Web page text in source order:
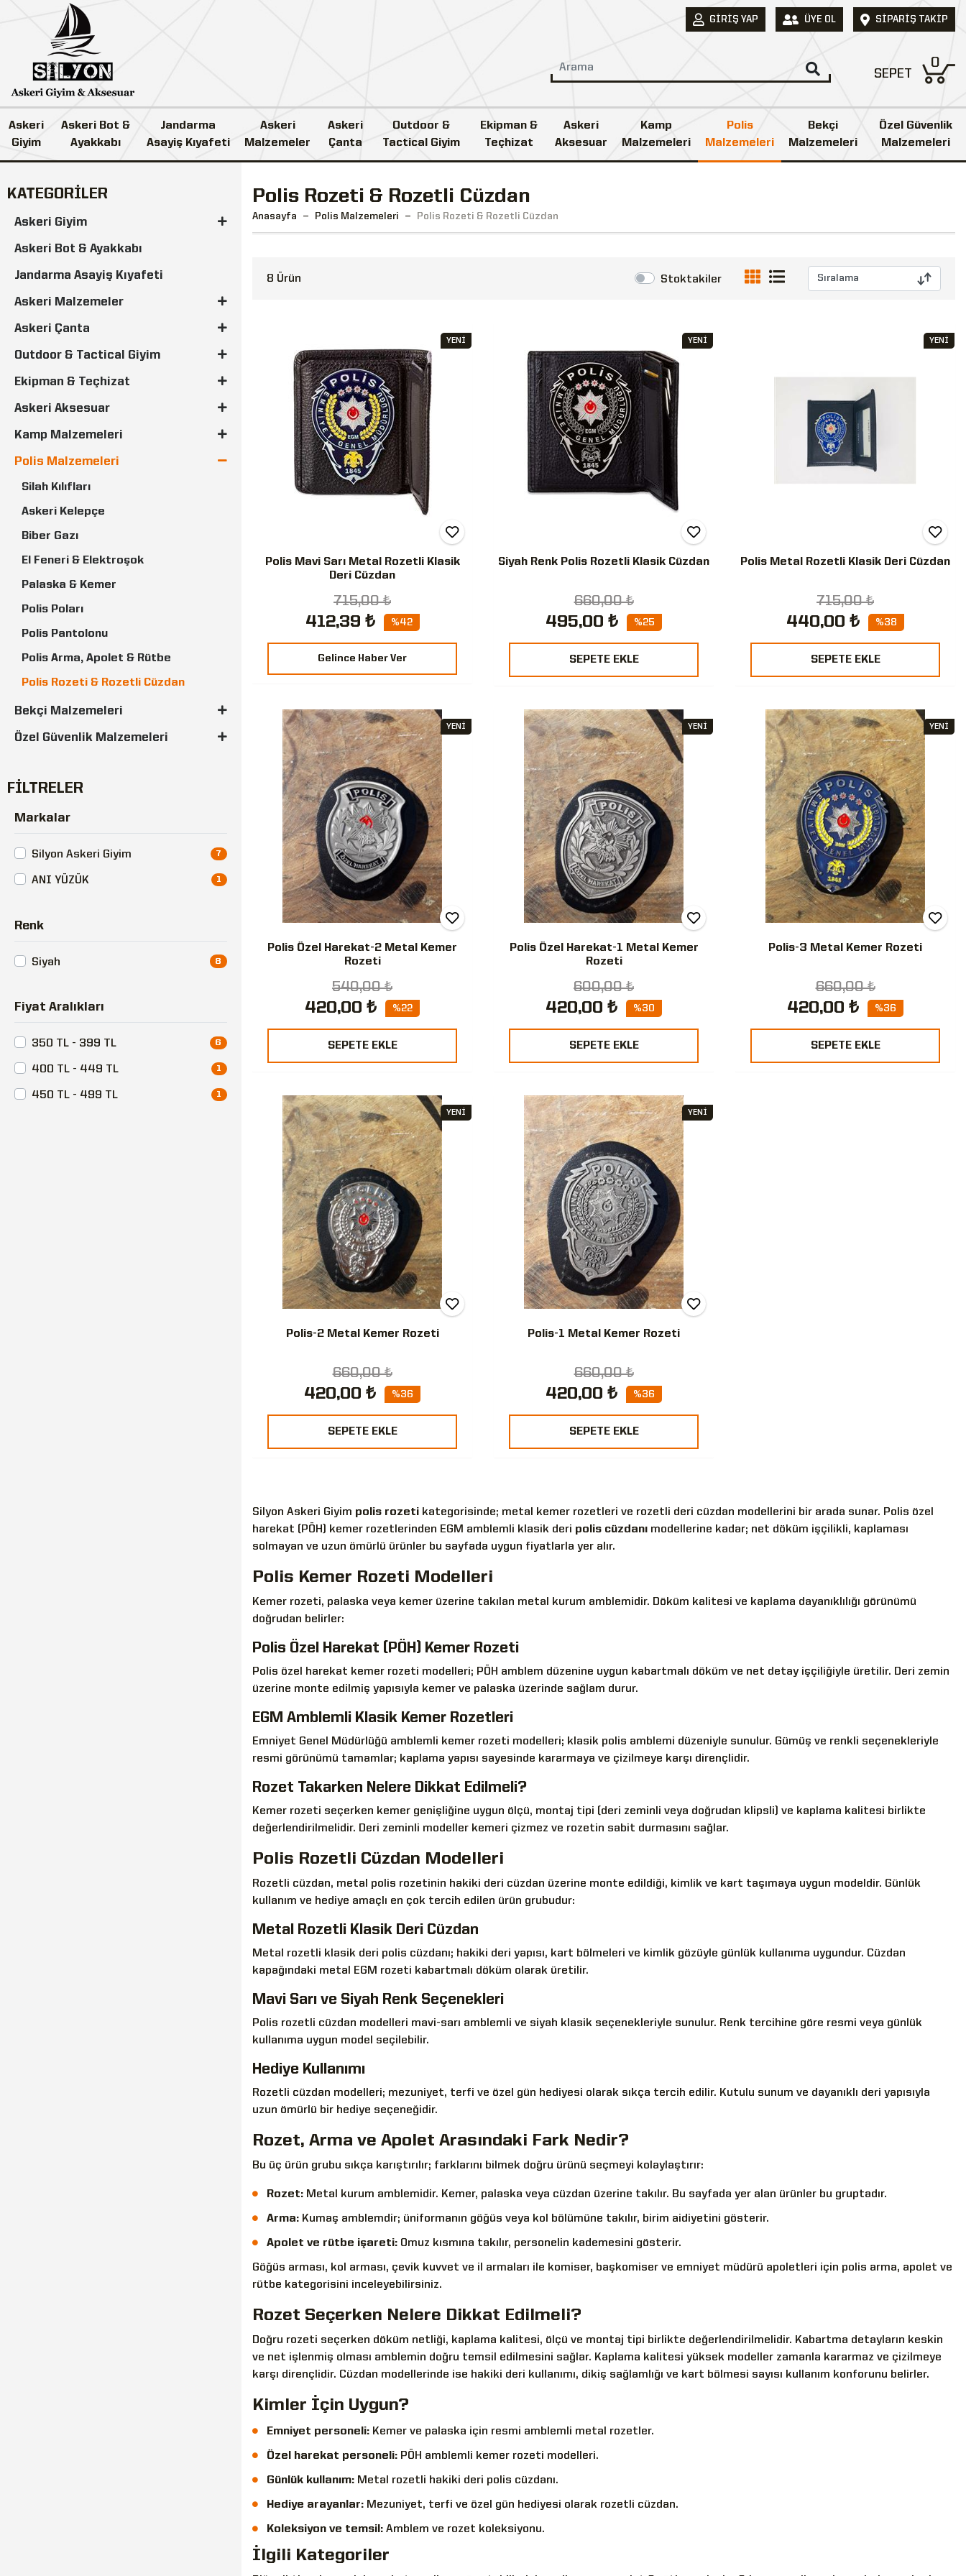
GIRIŞ YAP ÜYE OL SIPARIŞ TAKIP
SEPET
0
Askeri
Giyim
Askeri Bot &
Ayakkabı
Jandarma
Asayiş Kıyafeti
Askeri
Malzemeler
Askeri
Çanta
Outdoor &
Tactical Giyim
Ekipman &
Teçhizat
Askeri
Aksesuar
Kamp
Malzemeleri
Polis
Malzemeleri
Bekçi
Malzemeleri
Özel Güvenlik
Malzemeleri
KATEGORİLER
Askeri Giyim
Askeri Bot & Ayakkabı
Jandarma Asayiş Kıyafeti
Askeri Malzemeler
Askeri Çanta
Outdoor & Tactical Giyim
Ekipman & Teçhizat
Askeri Aksesuar
Kamp Malzemeleri
Polis Malzemeleri
Silah Kılıfları
Askeri Kelepçe
Biber Gazı
El Feneri & Elektroşok
Palaska & Kemer
Polis Poları
Polis Pantolonu
Polis Arma, Apolet & Rütbe
Polis Rozeti & Rozetli Cüzdan
Polis Yeleği
Polis Tişörtleri
Bekçi Malzemeleri
Özel Güvenlik Malzemeleri
FİLTRELER
Markalar
Silyon Askeri Giyim 7
ANI YÜZÜK 1
Renk
Siyah 8
Fiyat Aralıkları
350 TL - 399 TL 6
400 TL - 449 TL 1
450 TL - 499 TL 1
Polis Rozeti & Rozetli Cüzdan
Anasayfa Polis Malzemeleri Polis Rozeti & Rozetli Cüzdan
8 Ürün Stoktakiler
Polis Mavi Sarı Metal Rozetli Klasik
Deri Cüzdan
715,00 ₺
412,39 ₺ %42
Gelince Haber Ver
YENİ
Siyah Renk Polis Rozetli Klasik Cüzdan
660,00 ₺
495,00 ₺ %25
SEPETE EKLE
YENİ
Polis Metal Rozetli Klasik Deri Cüzdan
715,00 ₺
440,00 ₺ %38
SEPETE EKLE
YENİ
Polis Özel Harekat-2 Metal Kemer
Rozeti
540,00 ₺
420,00 ₺ %22
SEPETE EKLE
YENİ
Polis Özel Harekat-1 Metal Kemer
Rozeti
600,00 ₺
420,00 ₺ %30
SEPETE EKLE
YENİ
Polis-3 Metal Kemer Rozeti
660,00 ₺
420,00 ₺ %36
SEPETE EKLE
YENİ
Polis-2 Metal Kemer Rozeti
660,00 ₺
420,00 ₺ %36
SEPETE EKLE
YENİ
Polis-1 Metal Kemer Rozeti
660,00 ₺
420,00 ₺ %36
SEPETE EKLE
YENİ
Silyon Askeri Giyim polis rozeti kategorisinde; metal kemer rozetleri ve rozetli deri cüzdan modellerini bir arada sunar. Polis özel
harekat (PÖH) kemer rozetlerinden EGM amblemli klasik deri polis cüzdanı modellerine kadar; net döküm işçilikli, kaplaması
solmayan ve uzun ömürlü ürünler bu sayfada uygun fiyatlarla yer alır.
Polis Kemer Rozeti Modelleri
Kemer rozeti, palaska veya kemer üzerine takılan metal kurum amblemidir. Döküm kalitesi ve kaplama dayanıklılığı görünümü
doğrudan belirler:
Polis Özel Harekat (PÖH) Kemer Rozeti
Polis özel harekat kemer rozeti modelleri; PÖH amblem düzenine uygun kabartmalı döküm ve net detay işçiliğiyle üretilir. Deri zemin
üzerine monte edilmiş yapısıyla kemer ve palaska üzerinde sağlam durur.
EGM Amblemli Klasik Kemer Rozetleri
Emniyet Genel Müdürlüğü amblemli kemer rozeti modelleri; klasik polis amblemi düzeniyle sunulur. Gümüş ve renkli seçenekleriyle
resmi görünümü tamamlar; kaplama yapısı sayesinde kararmaya ve çizilmeye karşı dirençlidir.
Rozet Takarken Nelere Dikkat Edilmeli?
Kemer rozeti seçerken kemer genişliğine uygun ölçü, montaj tipi (deri zeminli veya doğrudan klipsli) ve kaplama kalitesi birlikte
değerlendirilmelidir. Deri zeminli modeller kemeri çizmez ve rozetin sabit durmasını sağlar.
Polis Rozetli Cüzdan Modelleri
Rozetli cüzdan, metal polis rozetinin hakiki deri cüzdan üzerine monte edildiği, kimlik ve kart taşımaya uygun modeldir. Günlük
kullanım ve hediye amaçlı en çok tercih edilen ürün grubudur:
Metal Rozetli Klasik Deri Cüzdan
Metal rozetli klasik deri polis cüzdanı; hakiki deri yapısı, kart bölmeleri ve kimlik gözüyle günlük kullanıma uygundur. Cüzdan
kapağındaki metal EGM rozeti kabartmalı döküm olarak üretilir.
Mavi Sarı ve Siyah Renk Seçenekleri
Polis rozetli cüzdan modelleri mavi-sarı amblemli ve siyah klasik seçenekleriyle sunulur. Renk tercihine göre resmi veya günlük
kullanıma uygun model seçilebilir.
Hediye Kullanımı
Rozetli cüzdan modelleri; mezuniyet, terfi ve özel gün hediyesi olarak sıkça tercih edilir. Kutulu sunum ve dayanıklı deri yapısıyla
uzun ömürlü bir hediye seçeneğidir.
Rozet, Arma ve Apolet Arasındaki Fark Nedir?
Bu üç ürün grubu sıkça karıştırılır; farklarını bilmek doğru ürünü seçmeyi kolaylaştırır:
Rozet: Metal kurum amblemidir. Kemer, palaska veya cüzdan üzerine takılır. Bu sayfada yer alan ürünler bu gruptadır.
Arma: Kumaş amblemdir; üniformanın göğüs veya kol bölümüne takılır, birim aidiyetini gösterir.
Apolet ve rütbe işareti: Omuz kısmına takılır, personelin kademesini gösterir.
Göğüs arması, kol arması, çevik kuvvet ve il armaları ile komiser, başkomiser ve emniyet müdürü apoletleri için polis arma, apolet ve
rütbe kategorisini inceleyebilirsiniz.
Rozet Seçerken Nelere Dikkat Edilmeli?
Doğru rozeti seçerken döküm netliği, kaplama kalitesi, ölçü ve montaj tipi birlikte değerlendirilmelidir. Kabartma detayların keskin
ve net işlenmiş olması amblemin doğru temsil edilmesini sağlar. Kaplama kalitesi yüksek modeller zamanla kararmaz ve çizilmeye
karşı dirençlidir. Cüzdan modellerinde ise hakiki deri kullanımı, dikiş sağlamlığı ve kart bölmesi sayısı kullanım konforunu belirler.
Kimler İçin Uygun?
Emniyet personeli: Kemer ve palaska için resmi amblemli metal rozetler.
Özel harekat personeli: PÖH amblemli kemer rozeti modelleri.
Günlük kullanım: Metal rozetli hakiki deri polis cüzdanı.
Hediye arayanlar: Mezuniyet, terfi ve özel gün hediyesi olarak rozetli cüzdan.
Koleksiyon ve temsil: Amblem ve rozet koleksiyonu.
İlgili Kategoriler